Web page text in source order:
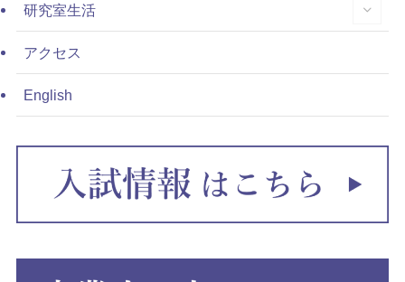
研究室生活
アクセス
English